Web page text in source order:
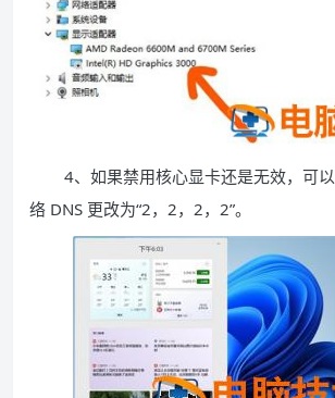
4、如果禁用核心显卡还是无效，可
络 DNS 更改为“2，2，2，2”。